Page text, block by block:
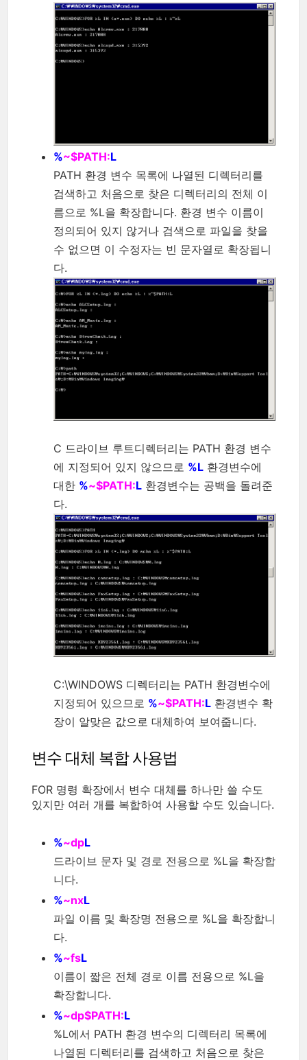
%~$PATH:L
PATH 환경 변수 목록에 나열된 디렉터리를
검색하고 처음으로 찾은 디렉터리의 전체 이
름으로 %L을 확장합니다. 환경 변수 이름이
정의되어 있지 않거나 검색으로 파일을 찾을
수 없으면 이 수정자는 빈 문자열로 확장됩니
다.
C 드라이브 루트디렉터리는 PATH 환경 변수
에 지정되어 있지 않으므로 %L 환경변수에
대한 %~$PATH:L 환경변수는 공백을 돌려준
다.
C:\WINDOWS 디렉터리는 PATH 환경변수에
지정되어 있으므로 %~$PATH:L 환경변수 확
장이 알맞은 값으로 대체하여 보여줍니다.
변수 대체 복합 사용법
FOR 명령 확장에서 변수 대체를 하나만 쓸 수도
있지만 여러 개를 복합하여 사용할 수도 있습니다.
%~dpL
드라이브 문자 및 경로 전용으로 %L을 확장합
니다.
%~nxL
파일 이름 및 확장명 전용으로 %L을 확장합니
다.
%~fsL
이름이 짧은 전체 경로 이름 전용으로 %L을
확장합니다.
%~dp$PATH:L
%L에서 PATH 환경 변수의 디렉터리 목록에
나열된 디렉터리를 검색하고 처음으로 찾은